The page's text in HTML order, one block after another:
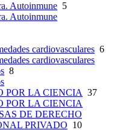
Autoinmune 5
Autoinmune
cardiovasculares 6
cardiovasculares
8
POR LA CIENCIA 37
POR LA CIENCIA
DE DERECHO
PRIVADO 10